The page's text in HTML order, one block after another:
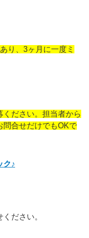
り、3ヶ月に一度ミ
ください。担当者から
問合せだけでもOKで
ク♪
ださい。